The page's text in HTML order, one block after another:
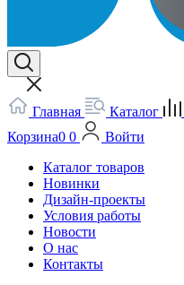
Главная Каталог
Корзина0 0
Войти
Каталог товаров
Новинки
Дизайн-проекты
Условия работы
Новости
О нас
Контакты